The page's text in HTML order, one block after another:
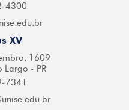
4300
XV
1609
Largo - PR
7341
unise.edu.br